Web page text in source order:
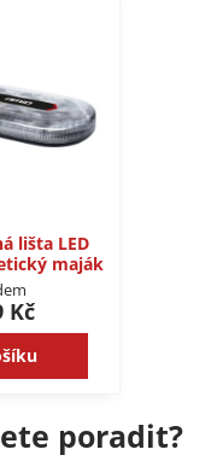
lišta LED
maják
Kč
poradit?